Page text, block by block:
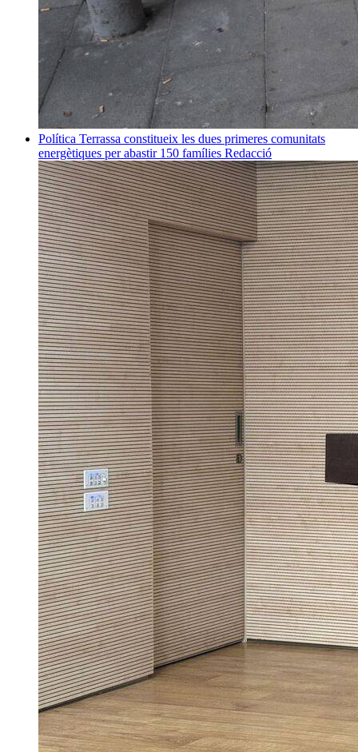
Política Terrassa constitueix les dues primeres comunitats
energètiques per abastir 150 famílies Redacció